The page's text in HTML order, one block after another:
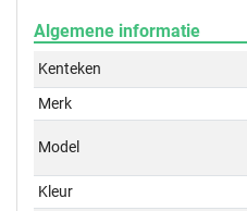
Algemene informatie
Kenteken
Merk
Model
Kleur